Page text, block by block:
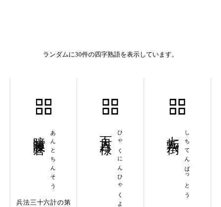
ランダムに30件の四字熟語を表示しています。
あんとちんそう
兵法三十六計の第
ひゃくにんひゃくよう しちてんばっとう